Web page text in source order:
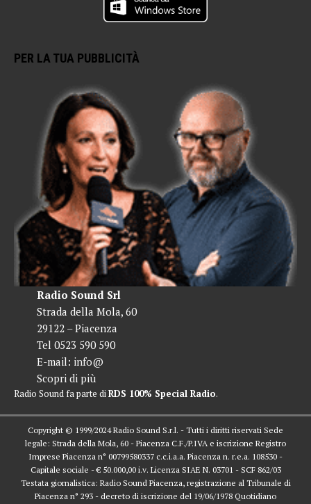
PER LA TUA PUBBLICITÀ
Radio Sound Srl
Strada della Mola, 60
29122 – Piacenza
Tel 0523 590 590
E-mail: info@
Scopri di più
Radio Sound fa parte diRDS 100% Special Radio.
Copyright © 1999/2024 Radio Sound S.r.l. - Tutti i diritti riservati Sede
legale: Strada della Mola, 60 - Piacenza C.F./P.IVA e iscrizione Registro
Imprese Piacenza n° 00799580337 c.c.i.a.a. Piacenza n. r.e.a. 108530 -
Capitale sociale - € 50.000,00 i.v. Licenza SIAE N. 03701 - SCF 862/03
Testata giornalistica: Radio Sound Piacenza, registrazione al Tribunale di
Piacenza n° 293 - decreto di iscrizione del 19/06/1978 Quotidiano